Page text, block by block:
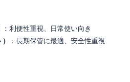
：利便性重視、日常使い向き
：長期保管に最適、安全性重視